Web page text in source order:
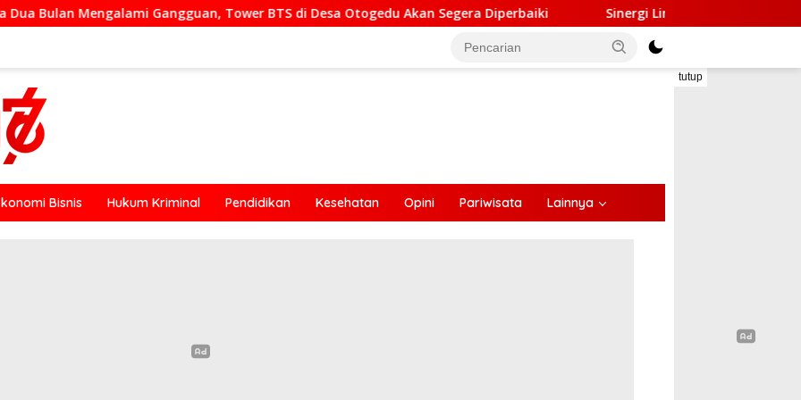
Tower BTS di Desa Otogedu Akan Segera Diperbaiki Sinergi Lintas Sektor, Satlantas Polres Ende Gandeng
tutup
Bisnis Hukum Kriminal Pendidikan Kesehatan Opini Pariwisata Lainnya